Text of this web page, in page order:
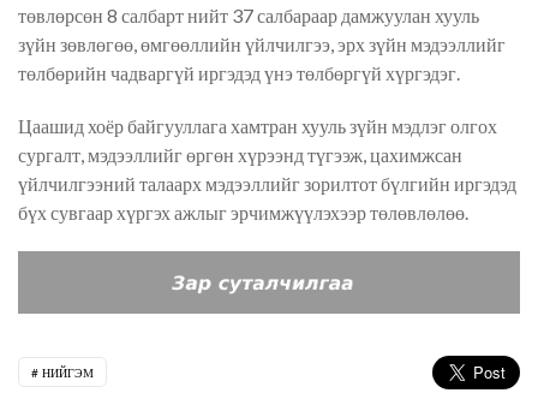
төвлөрсөн 8 салбарт нийт 37 салбараар дамжуулан хууль
зүйн зөвлөгөө, өмгөөллийн үйлчилгээ, эрх зүйн мэдээллийг
төлбөрийн чадваргүй иргэдэдүнэ төлбөргүй хүргэдэг.
Цаашид хоёр байгууллага хамтран хууль зүйн мэдлэг олгох
сургалт, мэдээллийг өргөн хүрээнд түгээж, цахимжсан
үйлчилгээний талаарх мэдээллийг зорилтот бүлгийн иргэдэд
бүх сувгаар хүргэх ажлыг эрчимжүүлэхээр төлөвлөлөө.
НИЙГЭМ